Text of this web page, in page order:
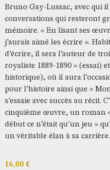
Bruno Gay-Lussac, avec qui
conversations qui resteront
mémoire. « En lisant ses
j’aurais aimé les écrire ».
d’écrire, il sera l’auteur de
royaliste 1889-1890 » (essai)
historique), où il aura
pour l’histoire ainsi que «
s’essaie avec succès au récit.
cinquième œuvre, un roman
début ce n’était qu’un jeu »
un véritable élan à sa carrière.
16,00 €